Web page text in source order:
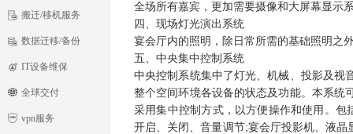
搬迁/移机服务
数据迁移/备份
IT设备维保
全球交付
vpn服务
全场所有嘉宾，更加需要摄像和大屏幕显示
四、现场灯光演出系统
宴会厅内的照明，除日常所需的基础照明之
五、中央集中控制系统
中央控制系统集中了灯光、机械、投影及视
整个空间环境各设备的状态及功能。本系统
采用集中控制方式，以方便操作和使用。
开启、关闭、音量调节;宴会厅投影机、液